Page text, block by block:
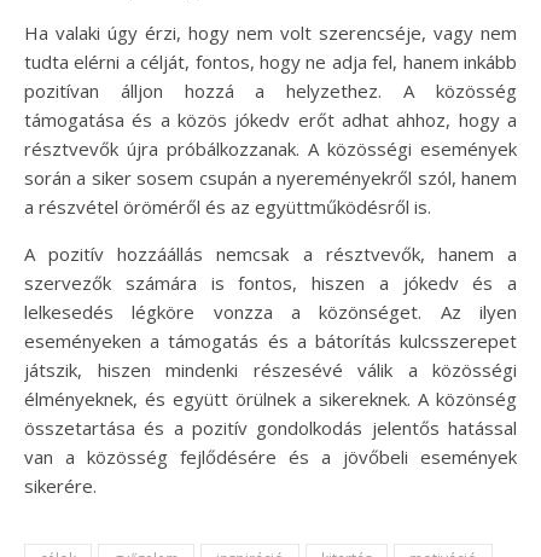
Ha valaki úgy érzi, hogy nem volt szerencséje, vagy nem
tudta elérni a célját, fontos, hogy ne adja fel, hanem inkább
pozitívan álljon hozzá a helyzethez. A közösség
támogatása és a közös jókedv erőt adhat ahhoz, hogy a
résztvevők újra próbálkozzanak. A közösségi események
során a siker sosem csupán a nyereményekről szól, hanem
a részvétel öröméről és az együttműködésről is.
A pozitív hozzáállás nemcsak a résztvevők, hanem a
szervezők számára is fontos, hiszen a jókedv és a
lelkesedés légköre vonzza a közönséget. Az ilyen
eseményeken a támogatás és a bátorítás kulcsszerepet
játszik, hiszen mindenki részesévé válik a közösségi
élményeknek, és együtt örülnek a sikereknek. A közönség
összetartása és a pozitív gondolkodás jelentős hatással
van a közösség fejlődésére és a jövőbeli események
sikerére.